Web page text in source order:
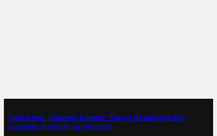
Удружење „Завичај Банија“ Мајур Шабац чувари
коријена и пјесме од заборава